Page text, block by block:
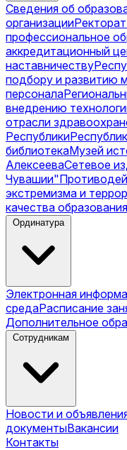
Сведения об
организацииРекторат
профессиональное
аккредитационный
наставничеству
подбору и развитию
персонала
внедрению
отрасли
Республики
библиотекаМузей
АлексееваСетевое
Чувашии"
экстремизма и
качества образования
Ординатура
Электронная
средаРасписание
Дополнительное
Сотрудникам
Новости и
документыВакансии
Контакты